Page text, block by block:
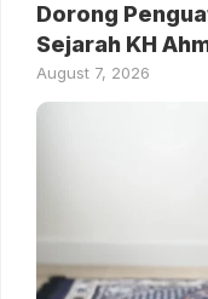
Dorong
Sejarah KH
August 7, 2026